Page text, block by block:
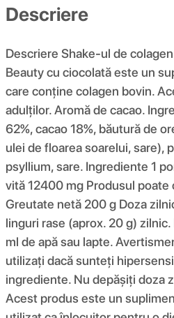
Descriere
Descriere Shake-ul de
Beauty cu ciocolată este un
care conține colagen bovin.
adulților. Aromă de cacao.
62%, cacao 18%, băutură de
ulei de floarea soarelui, sare),
psyllium, sare. Ingrediente 1
vită 12400 mg Produsul
Greutate netă 200 g Doza
linguri rase (aprox. 20 g)
ml de apă sau lapte.
utilizați dacă sunteți
ingrediente. Nu depășiți doza
Acest produs este un